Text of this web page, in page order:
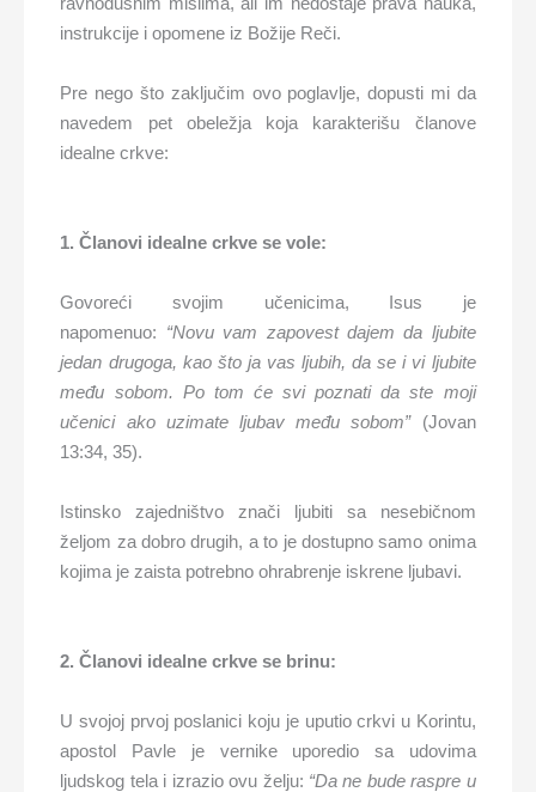
instrukcije i opomene iz Božije Reči.
Pre nego što zaključim ovo poglavlje, dopusti mi da
navedem pet obeležja koja karakterišu članove
idealne crkve:
1. Članovi idealne crkve se vole:
Govoreći svojim učenicima, Isus je
napomenuo: “Novu vam zapovest dajem da ljubite
jedan drugoga, kao što ja vas ljubih, da se i vi ljubite
među sobom. Po tom će svi poznati da ste moji
učenici ako uzimate ljubav među sobom”(Jovan
13:34, 35).
Istinsko zajedništvo znači ljubiti sa nesebičnom
željom za dobro drugih, a to je dostupno samo onima
kojima je zaista potrebno ohrabrenje iskrene ljubavi.
2. Članovi idealne crkve se brinu:
U svojoj prvoj poslanici koju je uputio crkvi u Korintu,
apostol Pavle je vernike uporedio sa udovima
ljudskog tela i izrazio ovu želju: “Da ne bude raspre u